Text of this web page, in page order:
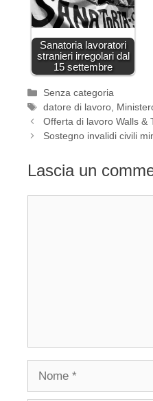
Sanatoria lavoratori
stranieri irregolari dal
15 settembre
Categorie
Senza categoria
Tag
datore di lavoro
Offerta di lavoro Walls &
Sostegno invalidi civili
Lascia un